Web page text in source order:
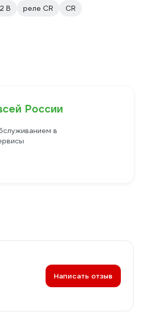
В реле CR
CR
России
в
Написать отзыв